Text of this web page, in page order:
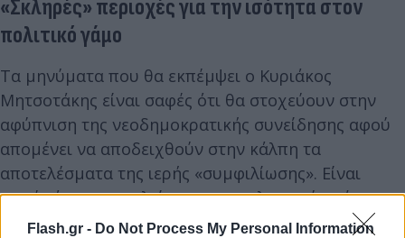
Flash.gr - Do Not Process My Personal Information
«Σκληρές» περιοχές για την ισότητα στον
πολιτικό γάμο
Τα μηνύματα που θα εκπέμψει ο Κυριάκος
Μητσοτάκης είναι σαφές ότι θα στοχεύουν στην
αφύπνιση της νεοδημοκρατικής συνείδησης αφού
απομένει να αποδειχθούν στην κάλπη τα
αποτελέσματα της ιερής «συμφιλίωσης». Είναι
σαφές ότι οι επιτελείς του προεκλογικού αγώνα του
κυβερνώντος κόμματος δεν παίρνουν αψήφιστα τις